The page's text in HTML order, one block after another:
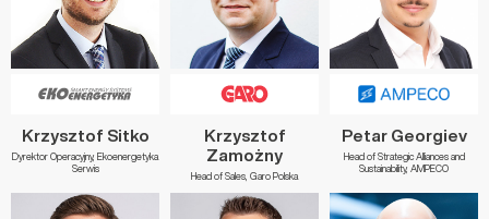
Krzysztof Sitko
Dyrektor Operacyjny, Ekoenergetyka
Serwis
Krzysztof
Zamożny
Head of Sales, Garo Polska
Petar Georgiev
Head of Strategic Alliances and
Sustainability, AMPECO